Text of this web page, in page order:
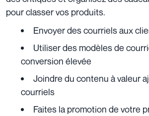
pour classer vos produits.
Envoyer des courriels aux
Utiliser des modèles de
conversion élevée
Joindre du contenu à valeur
courriels
Faites la promotion de votre